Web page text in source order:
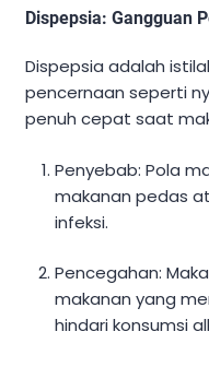
Dispepsia: Gangguan
Dispepsia adalah
pencernaan seperti
penuh cepat saat
Penyebab: Pola
makanan pedas
infeksi.
Pencegahan:
makanan yang
hindari konsumsi